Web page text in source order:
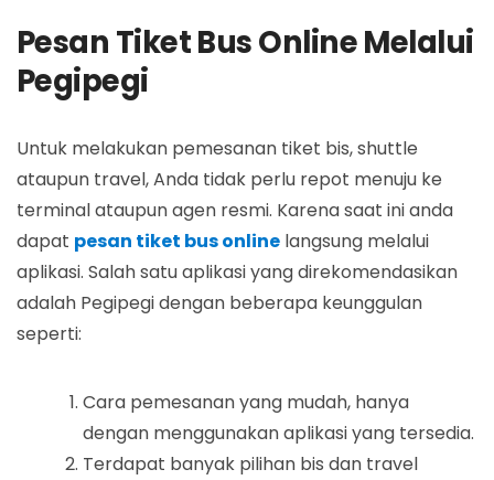
Pesan Tiket Bus Online Melalui
Pegipegi
Untuk melakukan pemesanan tiket bis, shuttle
ataupun travel, Anda tidak perlu repot menuju ke
terminal ataupun agen resmi. Karena saat ini anda
dapat pesan tiket bus online langsung melalui
aplikasi. Salah satu aplikasi yang direkomendasikan
adalah Pegipegi dengan beberapa keunggulan
seperti:
Cara pemesanan yang mudah, hanya
dengan menggunakan aplikasi yang tersedia.
Terdapat banyak pilihan bis dan travel